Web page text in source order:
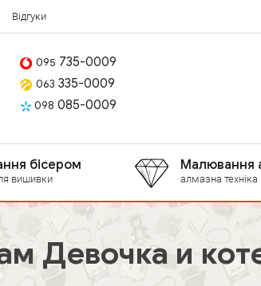
Відгуки
095 735-0009
063 335-0009
098 085-0009
бісером
вишивки
Малювання
алмазна техніка
Девочка и